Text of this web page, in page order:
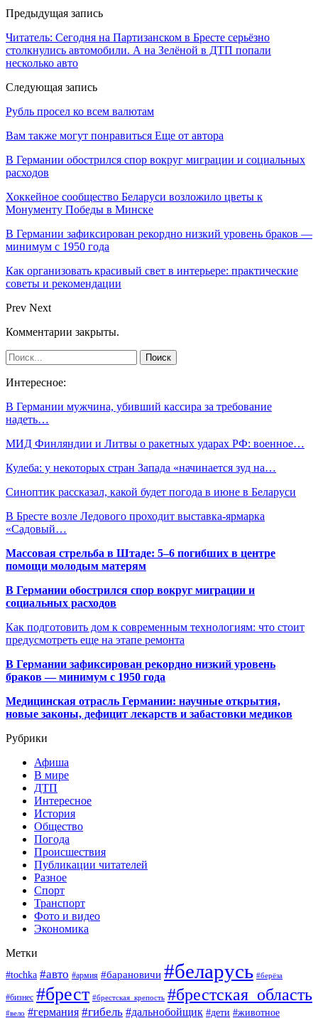
Предыдущая запись
Читатель: Сегодня на Партизанском в Бресте серьёзно
столкнулись автомобили. А на Зелёной в ДТП попали
несколько авто
Следующая запись
Рубль просел ко всем валютам
Вам также могут понравиться Еще от автора
В Германии обострился спор вокруг миграции и социальных
расходов
Хоккейное сообщество Беларуси возложило цветы к
Монументу Победы в Минске
В Германии зафиксирован рекордно низкий уровень браков —
минимум с 1950 года
Как организовать красивый свет в интерьере: практические
советы и рекомендации
Prev Next
Комментарии закрыты.
Интересное:
В Германии мужчина, убивший кассира за требование
надеть…
МИД Финляндии и Литвы о ракетных ударах РФ: военное…
Кулеба: у некоторых стран Запада «начинается зуд на…
Синоптик рассказал, какой будет погода в июне в Беларуси
В Бресте возле Ледового проходит выставка-ярмарка
«Садовый…
Массовая стрельба в Штаде: 5–6 погибших в центре
помощи молодым матерям
В Германии обострился спор вокруг миграции и
социальных расходов
Как подготовить дом к современным технологиям: что стоит
предусмотреть еще на этапе ремонта
В Германии зафиксирован рекордно низкий уровень
браков — минимум с 1950 года
Медицинская отрасль Германии: научные открытия,
новые законы, дефицит лекарств и забастовки медиков
Рубрики
Афиша
В мире
ДТП
Интересное
История
Общество
Погода
Происшествия
Публикации читателей
Разное
Спорт
Транспорт
Фото и видео
Экономика
Метки
#tochka #авто #армия #барановичи #беларусь #берёза
#бизнес #брест #брестская_крепость #брестская_область
#вело #германия #гибель #дальнобойщик #дети #животное